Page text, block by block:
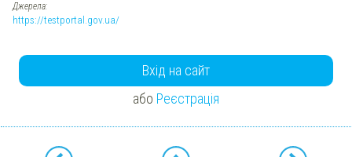
Джерела:
https://testportal.gov.ua/
Вхід на сайт
або Реєстрація